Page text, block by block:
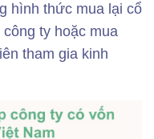
hình thức mua lại cổ
ty hoặc mua
tham gia kinh